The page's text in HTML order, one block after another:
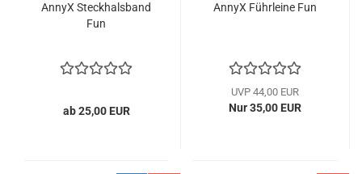
AnnyX Steckhalsband
Fun
ab 25,00 EUR
AnnyX Führleine Fun
UVP 44,00 EUR
Nur 35,00 EUR